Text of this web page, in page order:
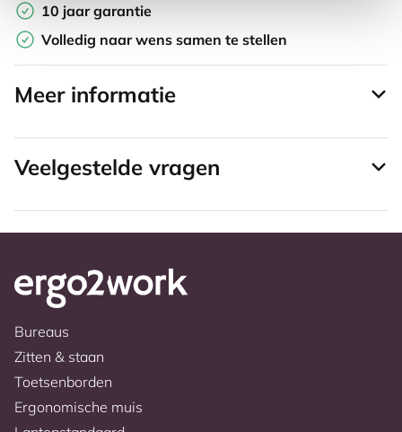
10 jaar garantie
Volledig naar wens samen te stellen
Meer informatie
Veelgestelde vragen
Bureaus
Zitten & staan
Toetsenborden
Ergonomische muis